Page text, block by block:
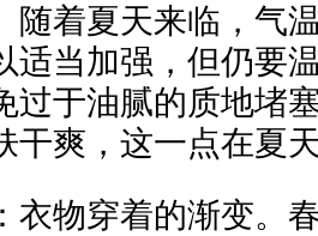
随着夏天来临，气
适当加强，但仍要
过于油腻的质地堵
干爽，这一点在夏
物穿着的渐变。春